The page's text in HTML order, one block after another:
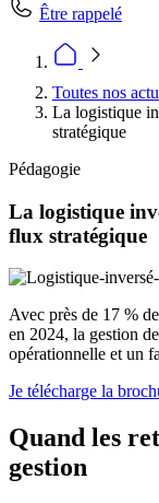
Être rappelé
Toutes nos
La logistique
stratégique
Pédagogie
La logistique
flux stratégique
Avec près de 17 %
en 2024, la gestion
opérationnelle et un
Je télécharge la
Quand les
gestion